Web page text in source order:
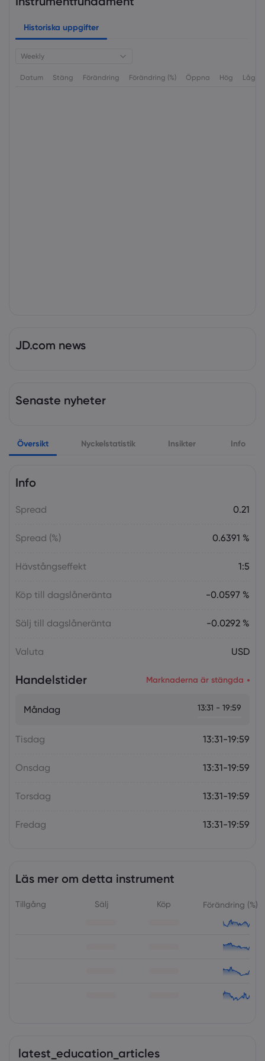
Historiska uppgifter
Weekly
Datum Stäng Förändring Förändring (%) Öppna Hög Låg
JD.com news
Senaste nyheter
Översikt Nyckelstatistik Insikter Info
Info
Spread 0.21
Spread (%) 0.6391 %
Hävstångseffekt 1:5
Köp till dagslåneränta -0.0597 %
Sälj till dagslåneränta -0.0292 %
Valuta USD
Handelstider Marknaderna är stängda
Måndag 13:31 - 19:59
Tisdag 13:31-19:59
Onsdag 13:31-19:59
Torsdag 13:31-19:59
Fredag 13:31-19:59
Läs mer om detta instrument
Tillgång Sälj Köp Förändring (%)
latest_education_articles